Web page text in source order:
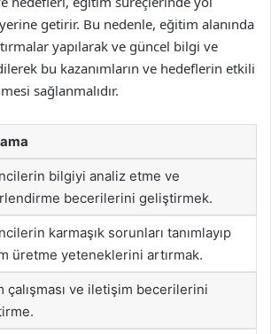
getirir. Bu nedenle, eğitim alanında
yapılarak ve güncel bilgi ve
bu kazanımların ve hedeflerin etkili
sağlanmalıdır.
bilgiyi analiz etme ve
becerilerini geliştirmek.
karmaşık sorunları tanımlayıp
üretme yeteneklerini artırmak.
çalışması ve iletişim becerilerini